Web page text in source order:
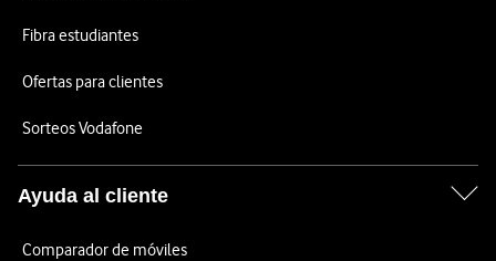
Fibra estudiantes
Ofertas para clientes
Sorteos Vodafone
Ayuda al cliente
Comparador de móviles